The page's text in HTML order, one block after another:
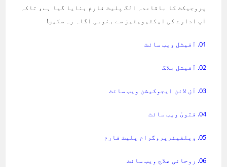
پروجیکٹ کا باقاعدہ الگ پلیٹ فارم بنایا گیا ہے، تاکہ
آپ ادارے کی ایکٹیویٹیز سے بخوبی آگاہ رہ سکیں!
01. آفیشل ویب سائٹ
02. آفیشل بلاگ
03. آن لائن ایجوکیشن ویب سائٹ
04. فتویٰ ویب سائٹ
05. ویلفیئرپروگرام پلیٹ فارم
06. روحانی علاج ویب سائٹ